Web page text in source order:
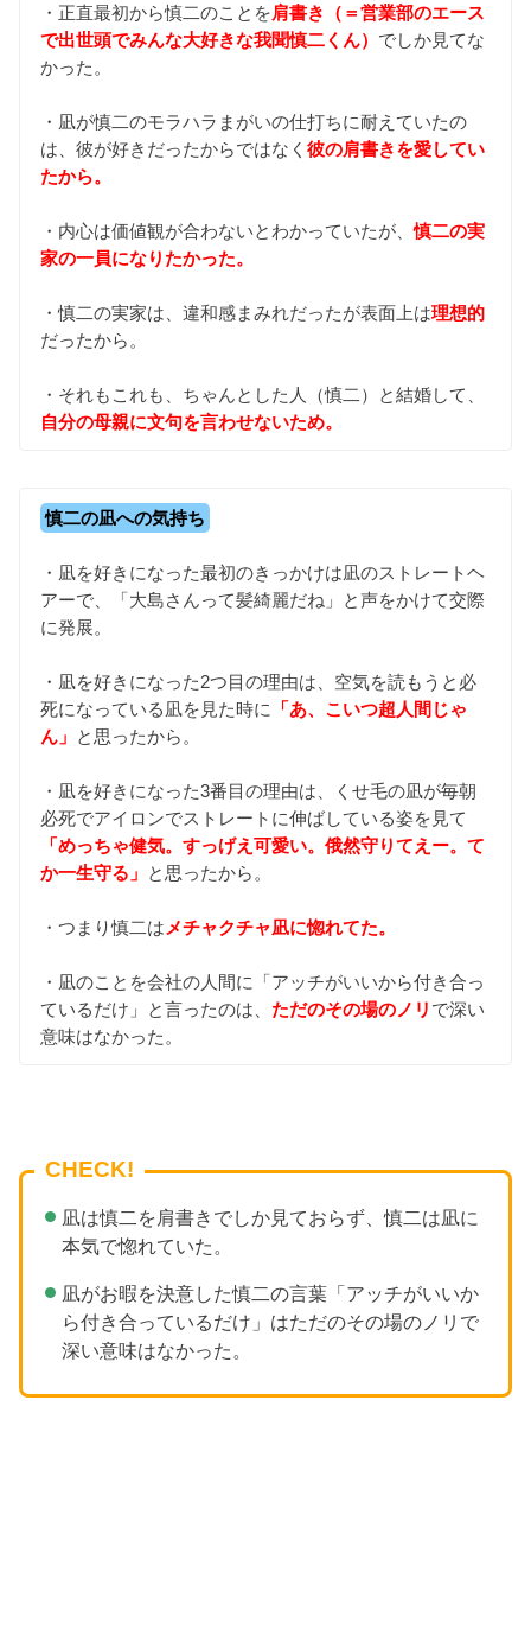
・正直最初から慎二のことを肩書き（＝営業部のエース
で出世頭でみんな大好きな我聞慎二くん） でしか見てな
かった。
・凪が慎二のモラハラまがいの仕打ちに耐えていたの
は、彼が好きだったからではなく彼の肩書きを愛してい
たから。
・内心は価値観が合わないとわかっていたが、慎二の実
家の一員になりたかった。
・慎二の実家は、違和感まみれだったが表面上は理想的
だったから。
・それもこれも、ちゃんとした人（慎二）と結婚して、
自分の母親に文句を言わせないため。
慎二の凪への気持ち
・凪を好きになった最初のきっかけは凪のストレートヘ
アーで、「大島さんって髪綺麗だね」と声をかけて交際
に発展。
・凪を好きになった2つ目の理由は、空気を読もうと必
死になっている凪を見た時に
「あ、こいつ超人間じゃ
ん」 と思ったから。
・凪を好きになった3番目の理由は、くせ毛の凪が毎朝
必死でアイロンでストレートに伸ばしている姿を見て
「めっちゃ健気。すっげえ可愛い。俄然守りてえー。て
か一生守る」 と思ったから。
・つまり慎二は メチャクチャ凪に惚れてた。
・凪のことを会社の人間に「アッチがいいから付き合っ
ているだけ」と言ったのは、 ただのその場のノリ で深い
意味はなかった。
CHECK!
凪は慎二を肩書きでしか見ておらず、慎二は凪に
本気で惚れていた。
凪がお暇を決意した慎二の言葉「アッチがいいか
ら付き合っているだけ」はただのその場のノリで
深い意味はなかった。